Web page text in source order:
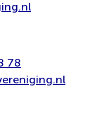
78